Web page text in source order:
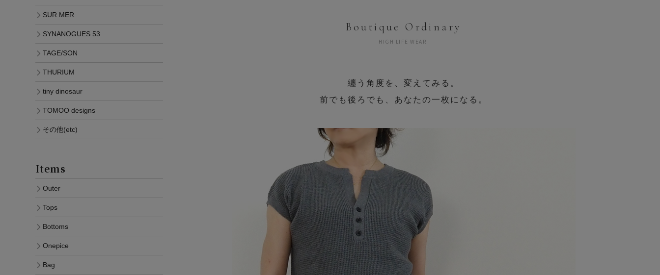
CHARLONS.
SUR MER
SYNANOGUE
S 53
TAGE/SON
THURIUM
tiny dinosaur
TOMOO
designs
Boutique Ordinary
HIGH LIFE WEAR.
纏う角度を、変えてみる。
前でも後ろでも、あなたの一枚になる。
SUR MER
SYNANOGUES 53
TAGE/SON
THURIUM
tiny dinosaur
TOMOO designs
その他(etc)
Items
Outer
Tops
Bottoms
Onepice
Bag